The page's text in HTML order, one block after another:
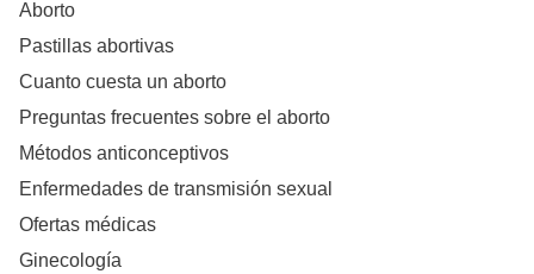
Aborto
Pastillas abortivas
Cuanto cuesta un aborto
Preguntas frecuentes sobre el aborto
Métodos anticonceptivos
Enfermedades de transmisión sexual
Ofertas médicas
Ginecología